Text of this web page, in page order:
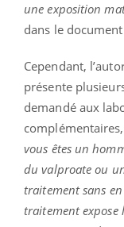
une exposition
dans le document
Cependant,
présente
demandé aux
vous êtes un
du valproate ou
traitement sans
traitement expose